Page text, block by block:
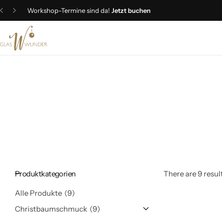
Workshop-Termine sind da! Jetzt buchen
There are 9
Produktkategorien
Alle Produkte 9
Christbaumschmuck 9
Christbaumschmuck